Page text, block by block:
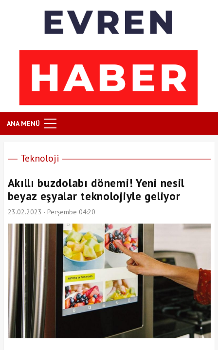
ANA MENÜ
Teknoloji
Akıllı buzdolabı dönemi! Yeni nesil
beyaz eşyalar teknolojiyle geliyor
23.02.2023 - Perşembe 04:20